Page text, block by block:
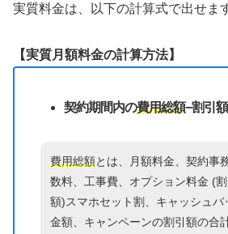
実質料金は、以下の計算式で出せま
【実質月額料金の計算方法】
契約期間内の費用総額−割引
費用総額とは、月額料金、契約事
数料、工事費、オプション料金 (割
額)スマホセット割、キャッシュバ
金額、キャンペーンの割引額の合